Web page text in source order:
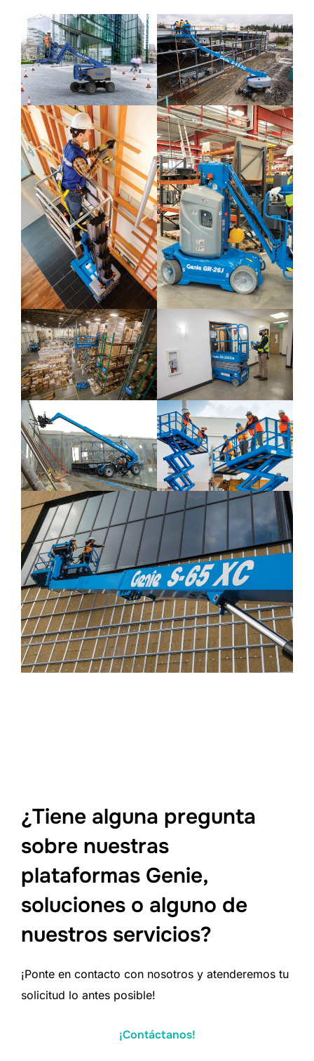
¿Tiene alguna pregunta
sobre nuestras
plataformas Genie,
soluciones o alguno de
nuestros servicios?
¡Ponte en contacto con nosotros y atenderemos tu
solicitud lo antes posible!
¡Contáctanos!